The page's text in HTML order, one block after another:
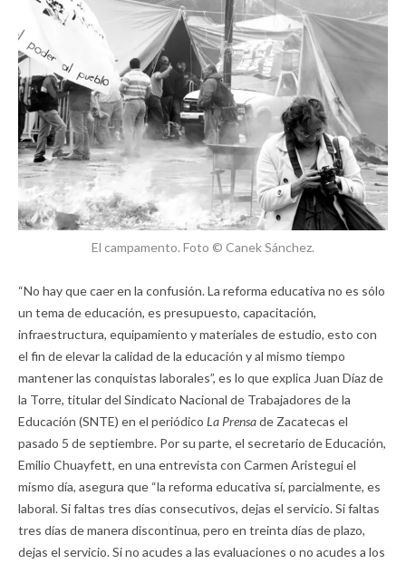
El campamento. Foto © Canek Sánchez.
“No hay que caer en la confusión. La reforma educativa no es sólo
un tema de educación, es presupuesto, capacitación,
infraestructura, equipamiento y materiales de estudio, esto con
el fin de elevar la calidad de la educación y al mismo tiempo
mantener las conquistas laborales”, es lo que explica Juan Díaz de
la Torre, titular del Sindicato Nacional de Trabajadores de la
Educación (SNTE) en el periódico La Prensade Zacatecas el
pasado 5 de septiembre. Por su parte, el secretario de Educación,
Emilio Chuayfett, en una entrevista con Carmen Aristegui el
mismo día, asegura que “la reforma educativa sí, parcialmente, es
laboral. Si faltas tres días consecutivos, dejas el servicio. Si faltas
tres días de manera discontinua, pero en treinta días de plazo,
dejas el servicio. Si no acudes a las evaluaciones o no acudes a los